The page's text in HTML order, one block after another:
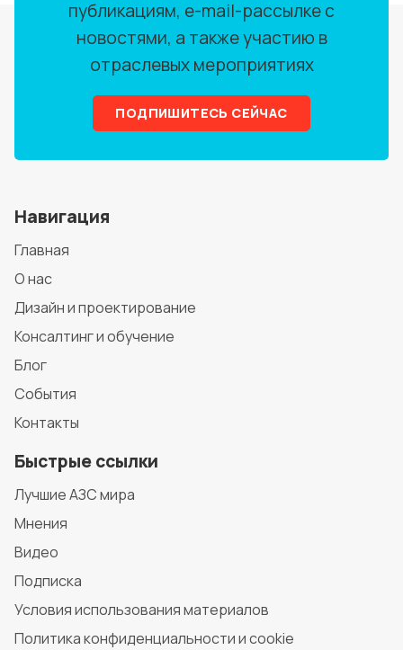
публикациям, e-mail-рассылке с
новостями, а также участию в
отраслевых мероприятиях
ПОДПИШИТЕСЬ СЕЙЧАС
Навигация
Главная
О нас
Дизайн и проектирование
Консалтинг и обучение
Блог
События
Контакты
Быстрые ссылки
Лучшие АЗС мира
Мнения
Видео
Подписка
Условия использования материалов
Политика конфиденциальности и cookie